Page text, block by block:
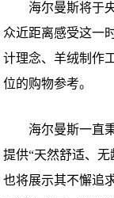
海尔曼斯将于
众近距离感受这一
计理念、羊绒制作
位的购物参考。
海尔曼斯一直
提供“天然舒适、
也将展示其不懈追